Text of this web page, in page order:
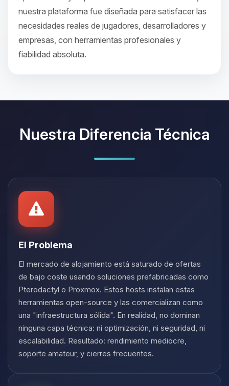
nuestra plataforma fue diseñada para satisfacer las
necesidades reales de jugadores, desarrolladores y
empresas, con herramientas profesionales y
fiabilidad absoluta.
Nuestra Diferencia Técnica
El Problema
El mercado de alojamiento está saturado de ofertas
de bajo coste usando soluciones prefabricadas como
Pterodactyl o Proxmox. Estos hosts instalan estas
herramientas open-source y las comercializan como
una "infraestructura sólida". En realidad, no dominan
ninguna capa técnica: ni optimización, ni seguridad, ni
escalabilidad. Resultado: rendimiento mediocre,
soporte amateur, y cierres frecuentes.
06/08/2026 20:55